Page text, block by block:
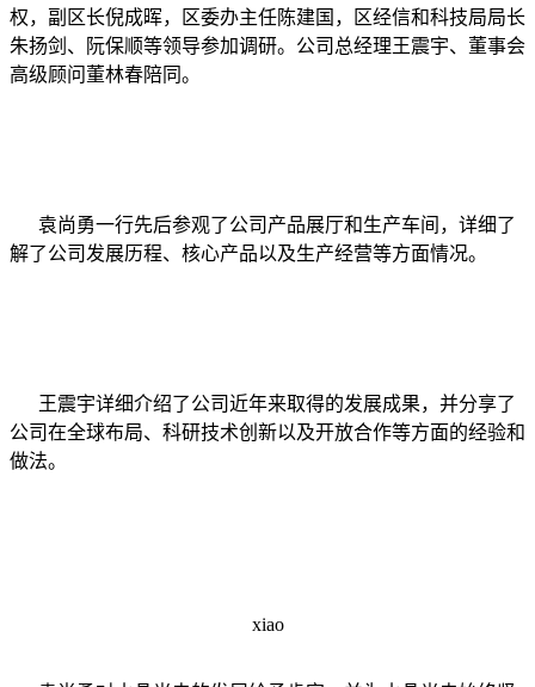
权，副区长倪成晖，区委办主任陈建国，区经信和科技局局长
朱扬剑、阮保顺等领导参加调研。公司总经理王震宇、董事会
高级顾问董林春陪同。
袁尚勇一行先后参观了公司产品展厅和生产车间，详细了
解了公司发展历程、核心产品以及生产经营等方面情况。
王震宇详细介绍了公司近年来取得的发展成果，并分享了
公司在全球布局、科研技术创新以及开放合作等方面的经验和
做法。
xiao